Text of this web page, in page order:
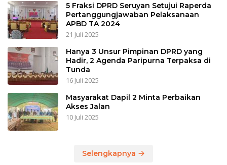
5 Fraksi DPRD Seruyan Setujui Raperda
Pertanggungjawaban Pelaksanaan
APBD TA 2024
21 Juli 2025
Hanya 3 Unsur Pimpinan DPRD yang
Hadir, 2 Agenda Paripurna Terpaksa di
Tunda
16 Juli 2025
Masyarakat Dapil 2 Minta Perbaikan
Akses Jalan
10 Juli 2025
Selengkapnya